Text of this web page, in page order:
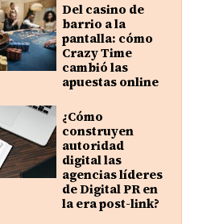
Del casino de
barrio a la
pantalla: cómo
Crazy Time
cambió las
apuestas online
¿Cómo
construyen
autoridad
digital las
agencias líderes
de Digital PR en
la era post-link?